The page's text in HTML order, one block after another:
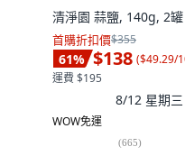
清淨園 蒜鹽, 140g, 2罐
首購折扣價$355
61% $138 ($49.29/
運費 $195
8/12 星期三
WOW免運
(665)